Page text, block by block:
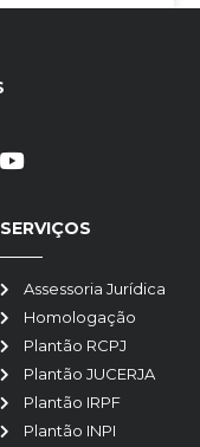
SERVIÇOS
Assessoria Jurídica
Homologação
Plantão RCPJ
Plantão JUCERJA
Plantão IRPF
Plantão INPI